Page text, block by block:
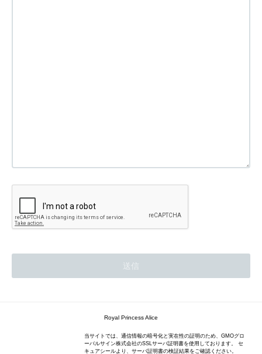
Royal Princess Alice
当サイトでは、通信情報の暗号化と実在性の証明のため、GMOグロ
ーバルサイン株式会社のSSLサーバ証明書を使用しております。 セ
キュアシールより、サーバ証明書の検証結果をご確認ください。